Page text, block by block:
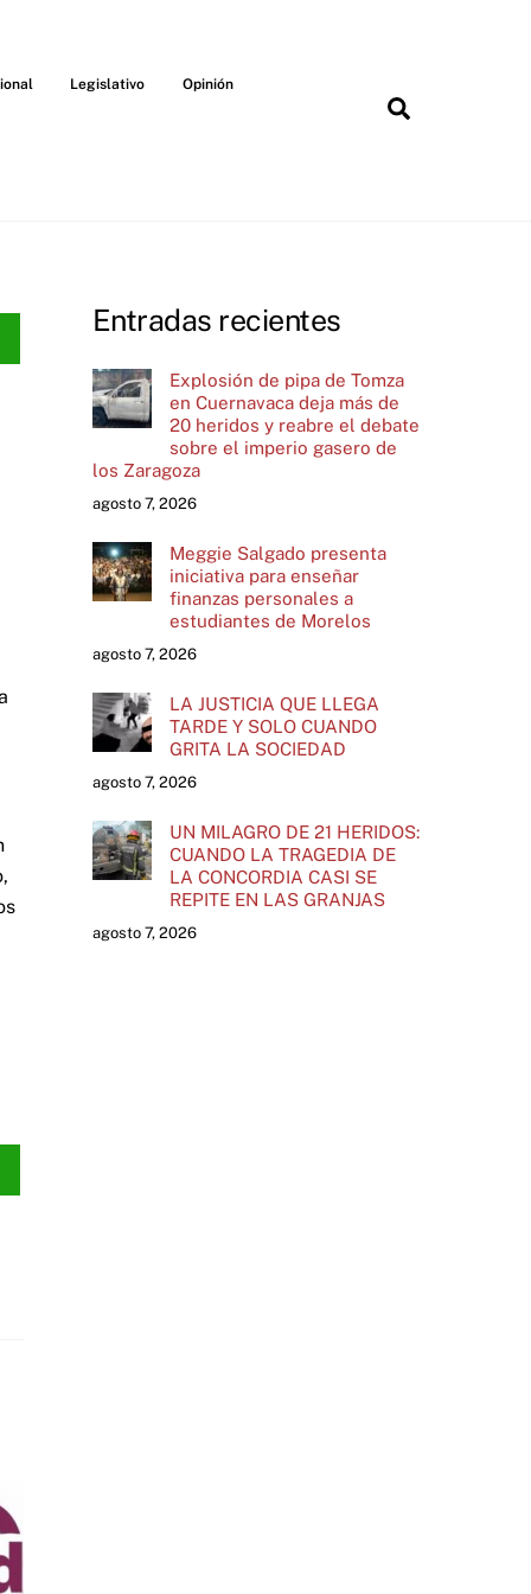
Legislativo Opinión
Entradas recientes
Explosión de pipa de Tomza
en Cuernavaca deja más de
20 heridos y reabre el debate
sobre el imperio gasero de
los Zaragoza
agosto 7, 2026
Meggie Salgado presenta
iniciativa para enseñar
finanzas personales a
estudiantes de Morelos
agosto 7, 2026
LA JUSTICIA QUE LLEGA
TARDE Y SOLO CUANDO
GRITA LA SOCIEDAD
agosto 7, 2026
UN MILAGRO DE 21 HERIDOS:
CUANDO LA TRAGEDIA DE
LA CONCORDIA CASI SE
REPITE EN LAS GRANJAS
agosto 7, 2026